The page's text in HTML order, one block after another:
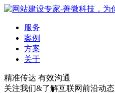
服务
案例
方案
关于
精准传达 有效沟通
关注我们&了解互联网前沿动态